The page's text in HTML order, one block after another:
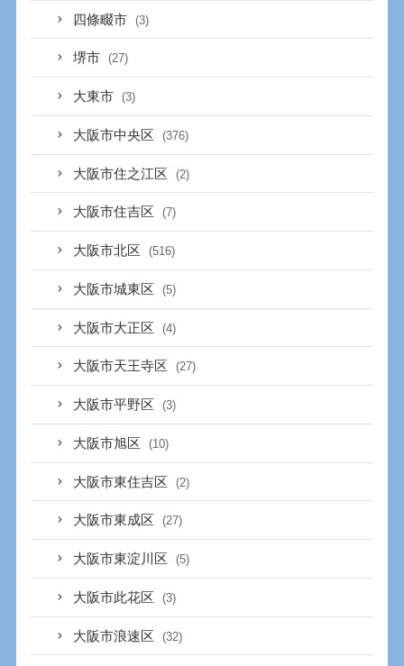
四條畷市 (3)
堺市 (27)
大東市 (3)
大阪市中央区 (376)
大阪市住之江区 (2)
大阪市住吉区 (7)
大阪市北区 (516)
大阪市城東区 (5)
大阪市大正区 (4)
大阪市天王寺区 (27)
大阪市平野区 (3)
大阪市旭区 (10)
大阪市東住吉区 (2)
大阪市東成区 (27)
大阪市東淀川区 (5)
大阪市此花区 (3)
大阪市浪速区 (32)